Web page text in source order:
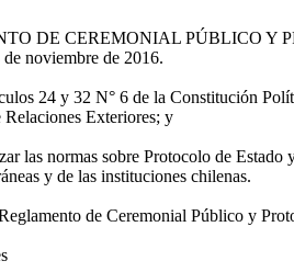
DE CEREMONIAL PÚBLICO Y
noviembre de 2016.
24 y 32 N° 6 de la Constitución
Exteriores; y
las normas sobre Protocolo de
y de las instituciones chilenas.
de Ceremonial Público y